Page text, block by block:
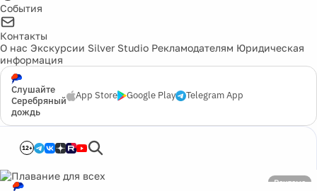
События
Контакты
О нас Экскурсии Silver Studio Рекламодателям Юридическая
информация
Слушайте
Серебряный
дождь
App Store Google Play Telegram App
12+
Реклама